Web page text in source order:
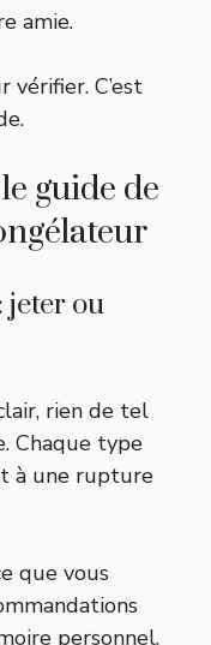
amie.
vérifier. C’est
guide de
jeter ou
rien de tel
Chaque type
à une rupture
que vous
personnel.